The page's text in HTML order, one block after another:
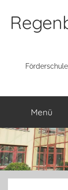
Inhalt
Menü
Werte Eltern,
Mitglied in